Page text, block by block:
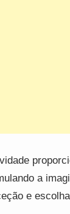
a
e